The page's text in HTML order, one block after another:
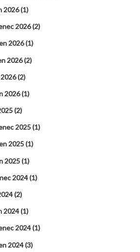
2026(1)
2026(2)
2026(1)
2026(2)
(2)
2026(1)
(2)
2025(1)
2025(1)
2025(1)
2024(1)
(2)
2024(1)
2024(1)
2024(3)